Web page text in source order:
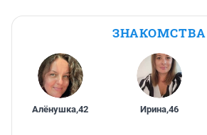
ЗНАКОМСТВА
Алёнушка,42 Ирина,46